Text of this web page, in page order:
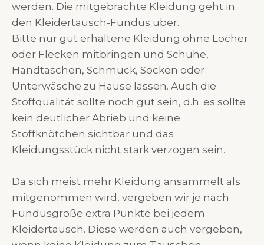
werden. Die mitgebrachte Kleidung geht in
den Kleidertausch-Fundus über.
Bitte nur gut erhaltene Kleidung ohne Löcher
oder Flecken mitbringen und Schuhe,
Handtaschen, Schmuck, Socken oder
Unterwäsche zu Hause lassen. Auch die
Stoffqualität sollte noch gut sein, d.h. es sollte
kein deutlicher Abrieb und keine
Stoffknötchen sichtbar und das
Kleidungsstück nicht stark verzogen sein.
Da sich meist mehr Kleidung ansammelt als
mitgenommen wird, vergeben wir je nach
Fundusgröße extra Punkte bei jedem
Kleidertausch. Diese werden auch vergeben,